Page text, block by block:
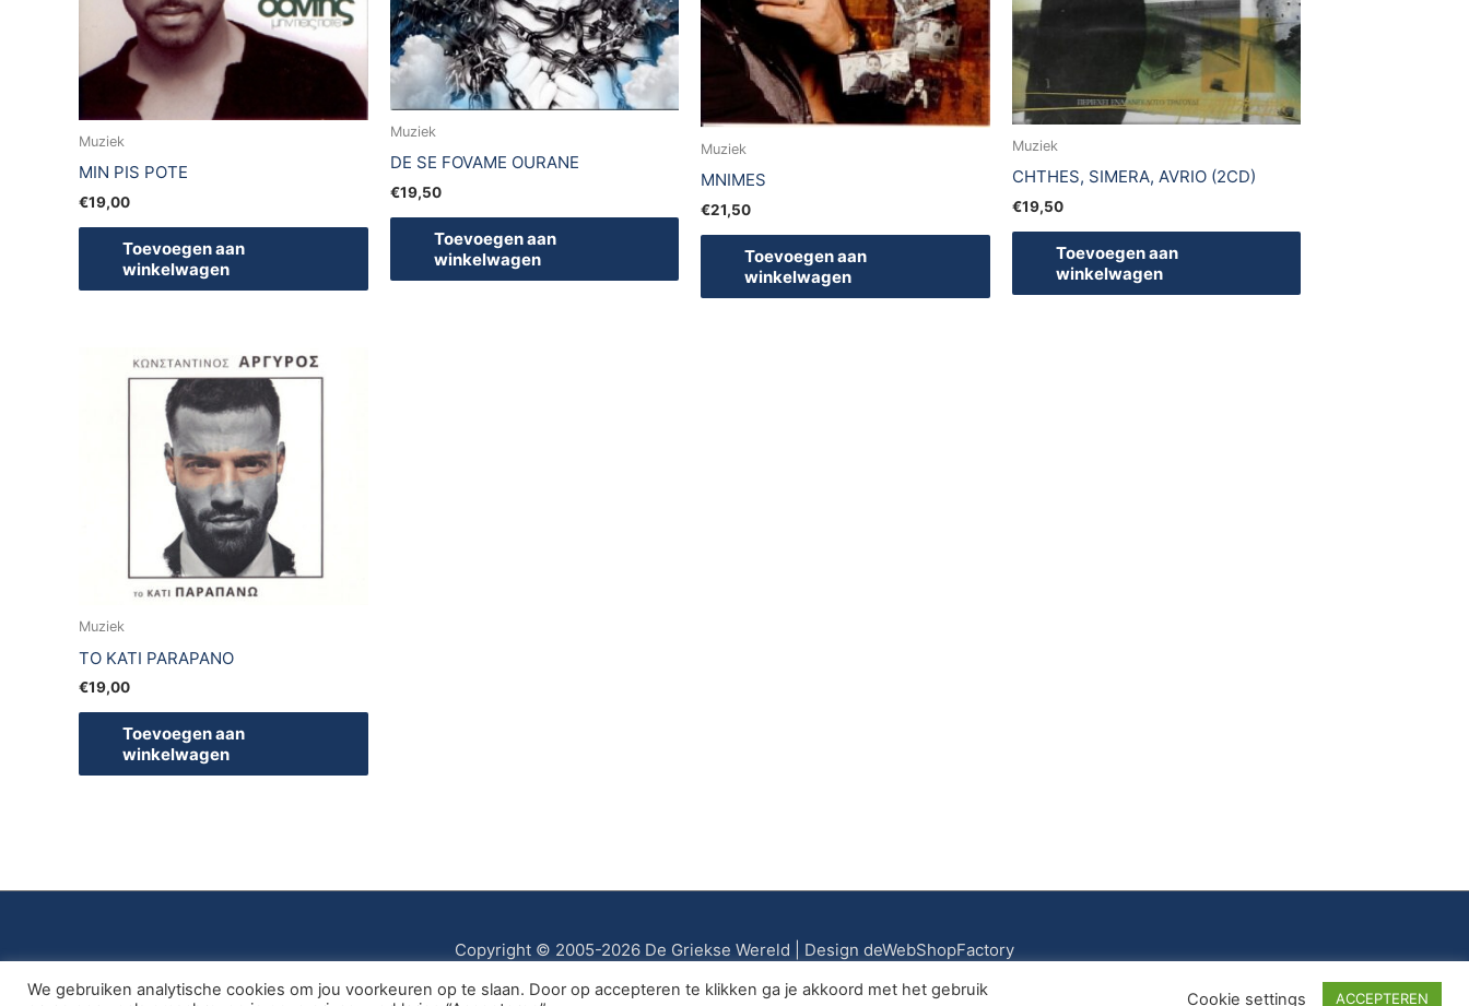
Muziek
MIN PIS POTE
€19,00
Toevoegen aan
winkelwagen
Muziek
DE SE FOVAME OURANE
€19,50
Toevoegen aan
winkelwagen
Muziek
MNIMES
€21,50
Toevoegen aan
winkelwagen
Muziek
CHTHES, SIMERA, AVRIO (2CD)
€19,50
Toevoegen aan
winkelwagen
Muziek
TO KATI PARAPANO
€19,00
Toevoegen aan
winkelwagen
Copyright © 2005-2026 De Griekse Wereld | Design deWebShopFactory
We gebruiken analytische cookies om jou voorkeuren op te slaan. Door op accepteren te klikken ga je akkoord met het gebruik
Cookie settings ACCEPTEREN